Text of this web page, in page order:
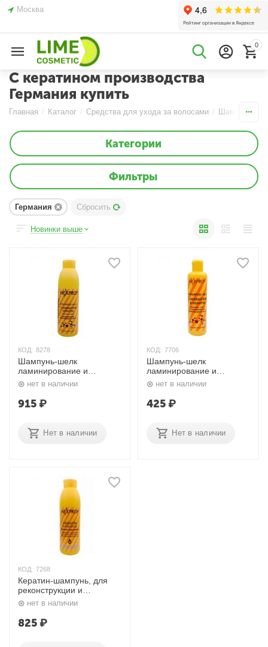
Москва
0
С кератином производства
Германия купить
Главная / Каталог / Средства для ухода за волосами / Шампуни
Категории
Фильтры
Германия Сбросить
Новинки выше
КОД: 8278
Шампунь-шелк
ламинирование и
кератирование волос
1000 мл. Nexxt
нет в наличии
915₽
Нет в наличии
КОД: 7706
Шампунь-шелк
ламинирование и
кератирование волос 250
мл. Nexxt
нет в наличии
425₽
Нет в наличии
КОД: 7268
Кератин-шампунь, для
реконструкции и
разглаживания волос
1000 мл. Nexxt
нет в наличии
825₽